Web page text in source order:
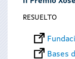
RESUELTO
Bases